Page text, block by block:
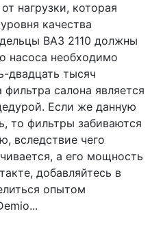
нагрузки, которая
качества
ВАЗ 2110 должны
насоса необходимо
двадцать тысяч
салона является
Если же данную
то фильтры забиваются
вследствие чего
а его мощность
добавляйтесь в
опытом